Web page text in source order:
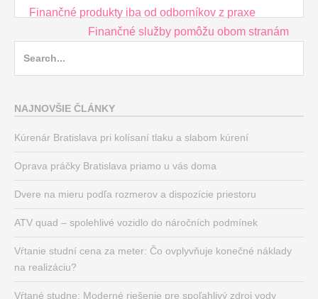
Post
navigation
Finančné produkty iba od odborníkov z praxe
Finančné služby pomôžu obom stranám
NAJNOVŠIE ČLÁNKY
Kúrenár Bratislava pri kolísaní tlaku a slabom kúrení
Oprava práčky Bratislava priamo u vás doma
Dvere na mieru podľa rozmerov a dispozície priestoru
ATV quad – spolehlivé vozidlo do náročních podmínek
Vŕtanie studní cena za meter: Čo ovplyvňuje konečné náklady
na realizáciu?
Vŕtané studne: Moderné riešenie pre spoľahlivý zdroj vody